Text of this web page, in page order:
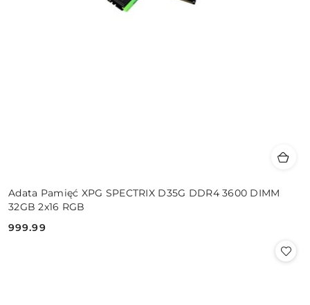
Adata Pamięć XPG SPECTRIX D35G DDR4 3600 DIMM
32GB 2x16 RGB
Cena:
999.99